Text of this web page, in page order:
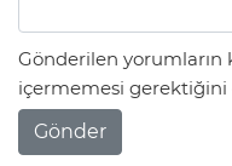
Gönderilen yorumların
içermemesi gerektiğini
Gönder